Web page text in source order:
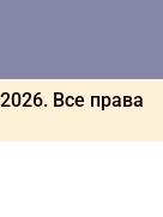
2026. Все права